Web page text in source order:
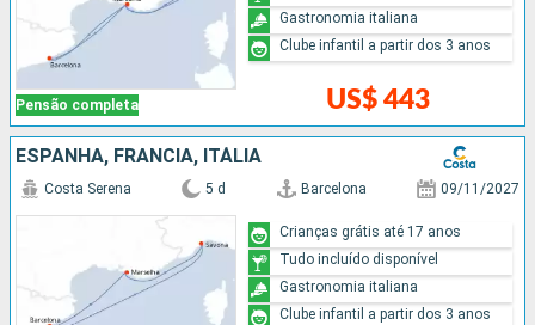
Pensão completa US$ 443
Gastronomia italiana
Clube infantil a partir dos 3 anos
ESPANHA, FRANCIA, ITÁLIA
Costa Serena 5 d Barcelona 09/11/2027
Crianças grátis até 17 anos
Tudo incluído disponível
Gastronomia italiana
Clube infantil a partir dos 3 anos